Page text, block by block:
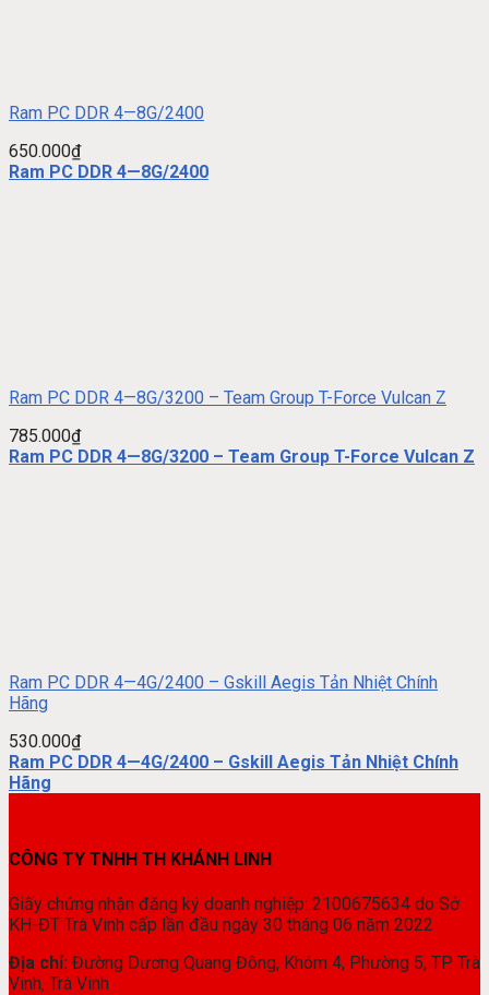
Ram PC DDR 4—8G/2400
650.000₫
Ram PC DDR 4—8G/2400
Ram PC DDR 4—8G/3200 – Team Group T-Force Vulcan Z
785.000₫
Ram PC DDR 4—8G/3200 – Team Group T-Force Vulcan Z
Ram PC DDR 4—4G/2400 – Gskill Aegis Tản Nhiệt Chính
Hãng
530.000₫
Ram PC DDR 4—4G/2400 – Gskill Aegis Tản Nhiệt Chính
Hãng
CÔNG TY TNHH TH KHÁNH LINH
Giấy chứng nhận đăng ký doanh nghiệp: 2100675634 do Sở
KH-ĐT Trà Vinh cấp lần đầu ngày 30 tháng 06 năm 2022
Địa chỉ: Đường Dương Quang Đông, Khóm 4, Phường 5, TP. Trà
Vinh, Trà Vinh